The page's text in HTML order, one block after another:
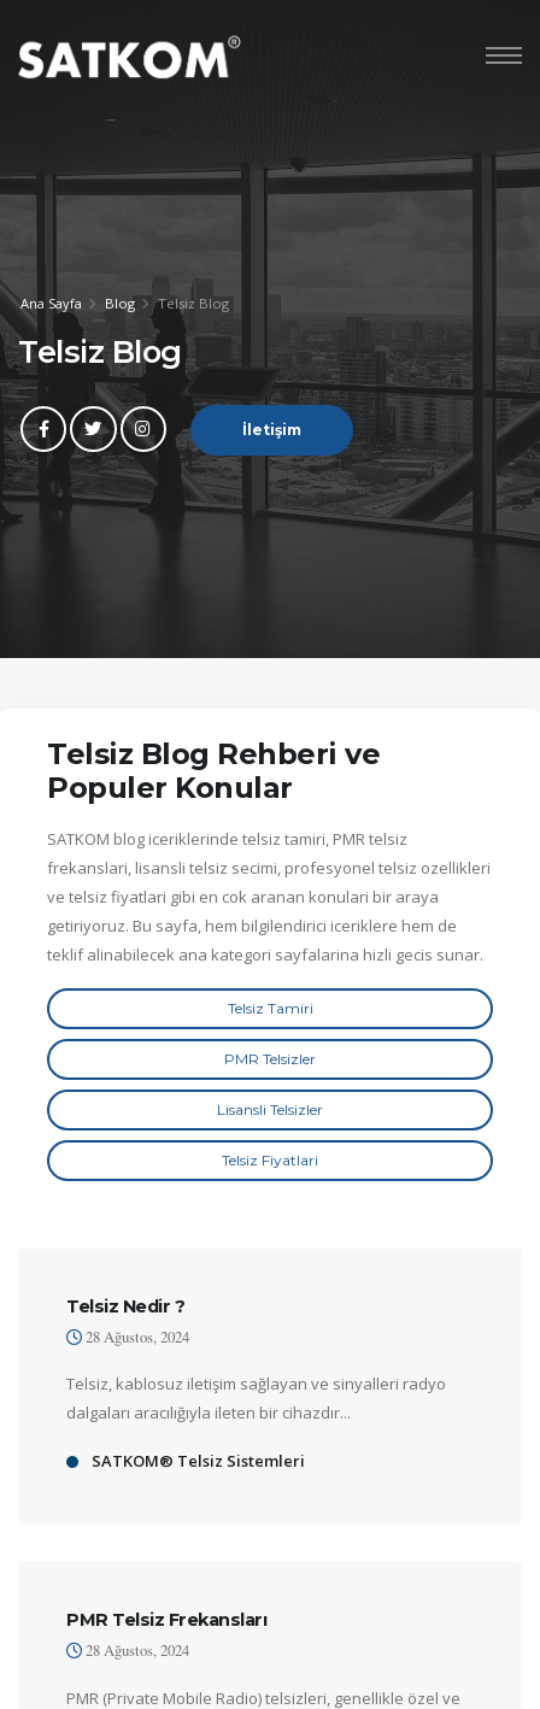
Ana Sayfa Blog Telsiz Blog
Telsiz Blog
İletişim
Telsiz Blog Rehberi ve
Populer Konular
SATKOM blog iceriklerinde telsiz tamiri, PMR telsiz
frekanslari, lisansli telsiz secimi, profesyonel telsiz ozellikleri
ve telsiz fiyatlari gibi en cok aranan konulari bir araya
getiriyoruz. Bu sayfa, hem bilgilendirici iceriklere hem de
teklif alinabilecek ana kategori sayfalarina hizli gecis sunar.
Telsiz Tamiri
PMR Telsizler
Lisansli Telsizler
Telsiz Fiyatlari
Telsiz Nedir ?
28 Ağustos, 2024
Telsiz, kablosuz iletişim sağlayan ve sinyalleri radyo
dalgaları aracılığıyla ileten bir cihazdır...
SATKOM® Telsiz Sistemleri
PMR Telsiz Frekansları
28 Ağustos, 2024
PMR (Private Mobile Radio) telsizleri, genellikle özel ve